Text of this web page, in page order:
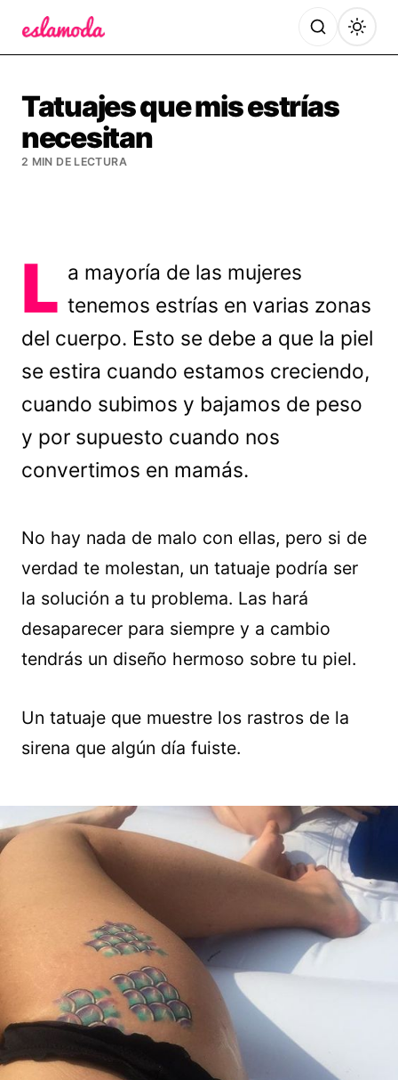
Tatuajes que mis estrías
necesitan
2 MIN DE LECTURA
L a mayoría de las mujeres
tenemos estrías en varias zonas
del cuerpo. Esto se debe a que la piel
se estira cuando estamos creciendo,
cuando subimos y bajamos de peso
y por supuesto cuando nos
convertimos en mamás.
No hay nada de malo con ellas, pero si de
verdad te molestan, un tatuaje podría ser
la solución a tu problema. Las hará
desaparecer para siempre y a cambio
tendrás un diseño hermoso sobre tu piel.
Un tatuaje que muestre los rastros de la
sirena que algún día fuiste.